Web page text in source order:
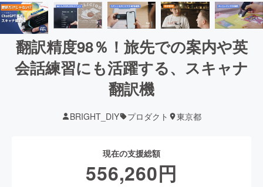
翻訳精度98％！旅先での案内や英
会話練習にも活躍する、スキャナ
翻訳機
BRIGHT_DIY プロダクト 東京都
現在の支援総額
556,260円